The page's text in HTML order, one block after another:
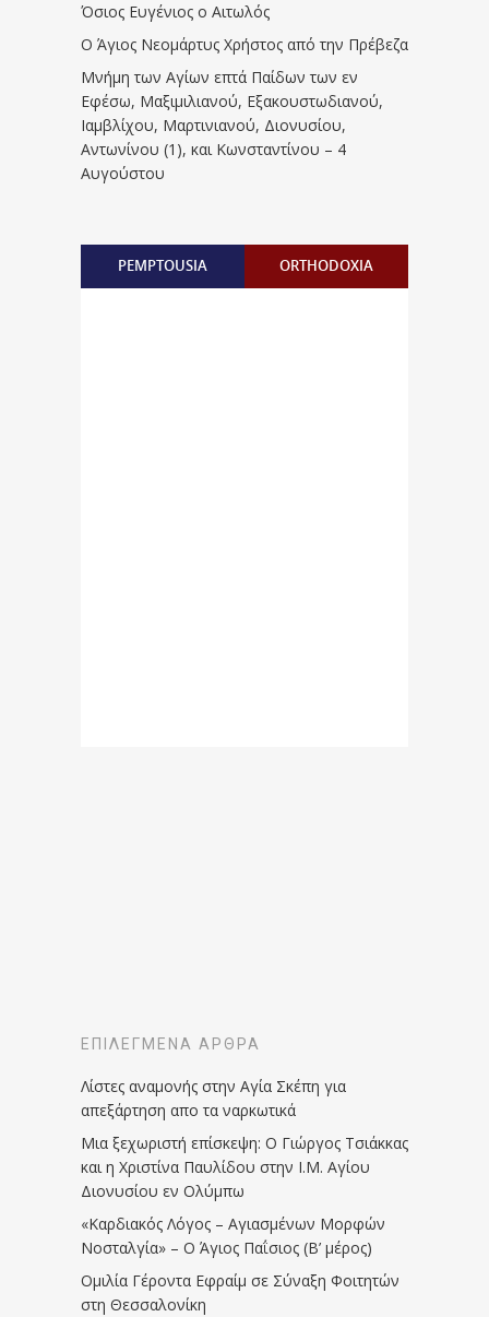
Όσιος Ευγένιος ο Αιτωλός
Ο Άγιος Νεομάρτυς Χρήστος από την Πρέβεζα
Μνήμη των Aγίων επτά Παίδων των εν
Eφέσω, Mαξιμιλιανού, Eξακουστωδιανού,
Iαμβλίχου, Mαρτινιανού, Διονυσίου,
Aντωνίνου (1), και Kωνσταντίνου – 4
Αυγούστου
PEMPTOUSIA ORTHODOXIA
ΕΠΙΛΕΓΜΈΝΑ ΆΡΘΡΑ
Λίστες αναμονής στην Αγία Σκέπη για
απεξάρτηση απο τα ναρκωτικά
Μια ξεχωριστή επίσκεψη: Ο Γιώργος Τσιάκκας
και η Χριστίνα Παυλίδου στην Ι.Μ. Αγίου
Διονυσίου εν Ολύμπω
«Καρδιακός Λόγος – Αγιασμένων Μορφών
Νοσταλγία» – Ο Άγιος Παΐσιος (Β’ μέρος)
Ομιλία Γέροντα Εφραίμ σε Σύναξη Φοιτητών
στη Θεσσαλονίκη